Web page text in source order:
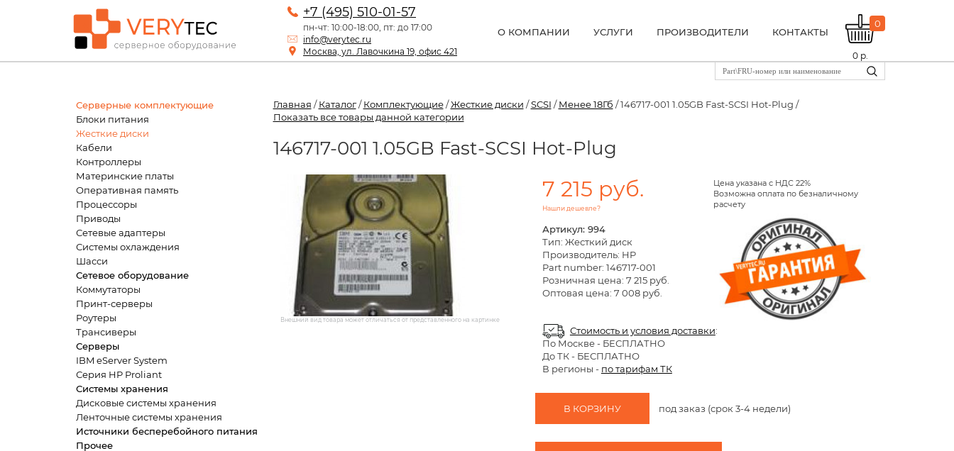
+7 (495) 510-01-57
пн-чт: 10:00-18:00, пт: до 17:00
info@verytec.ru
Москва, ул. Лавочкина 19, офис 421
О КОМПАНИИ УСЛУГИ ПРОИЗВОДИТЕЛИ КОНТАКТЫ
0
0 р.
Серверные комплектующие
Блоки питания
Жесткие диски
Кабели
Контроллеры
Материнские платы
Оперативная память
Процессоры
Приводы
Сетевые адаптеры
Системы охлаждения
Шасси
Сетевое оборудование
Коммутаторы
Принт-серверы
Роутеры
Трансиверы
Серверы
IBM eServer System
Серия HP Proliant
Системы хранения
Дисковые системы хранения
Ленточные системы хранения
Источники бесперебойного питания
Прочее
Главная /Каталог/Комплектующие/Жесткие диски /SCSI /Менее 18Гб / 146717-001 1.05GB Fast-SCSI Hot-Plug /
Показать все товары данной категории
146717-001 1.05GB Fast-SCSI Hot-Plug
Внешний вид товара может отличаться от представленного на картинке
7 215 руб.
Нашли дешевле?
Цена указана с НДС 22%
Возможна оплата по безналичному
расчету
Артикул: 994
Тип: Жесткий диск
Производитель: HP
Part number: 146717-001
Розничная цена: 7 215 руб.
Оптовая цена: 7 008 руб.
Стоимость и условия доставки:
По Москве- БЕСПЛАТНО
До ТК - БЕСПЛАТНО
В регионы - по тарифам ТК
В КОРЗИНУ под заказ (срок 3-4 недели)